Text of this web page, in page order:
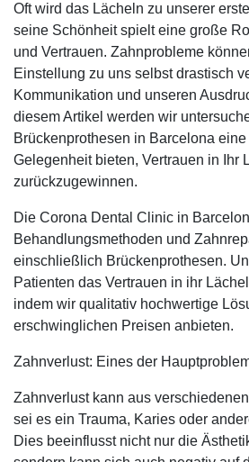
Oft wird das Lächeln zu unserer
seine Schönheit spielt eine große
und Vertrauen. Zahnprobleme
Einstellung zu uns selbst drastisch
Kommunikation und unseren
diesem Artikel werden wir
Brückenprothesen in Barcelona
Gelegenheit bieten, Vertrauen in Ihr
zurückzugewinnen.
Die Corona Dental Clinic in
Behandlungsmethoden und
einschließlich Brückenprothesen.
Patienten das Vertrauen in ihr
indem wir qualitativ hochwertige
erschwinglichen Preisen anbieten.
Zahnverlust: Eines der
Zahnverlust kann aus
sei es ein Trauma, Karies oder
Dies beeinflusst nicht nur die